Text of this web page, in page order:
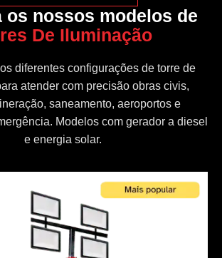
os nossos modelos de
De Iluminação
diferentes configurações de torre de
atender com precisão obras civis,
saneamento, aeroportos e
Modelos com gerador a diesel
e energia solar.